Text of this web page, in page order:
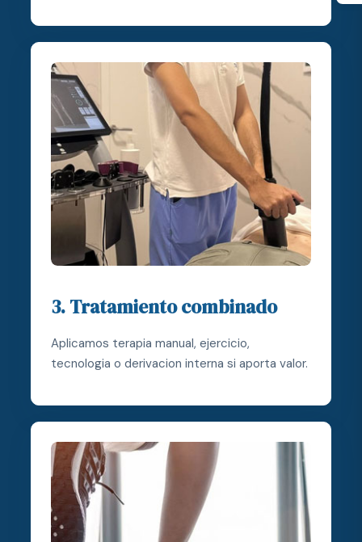
3. Tratamiento combinado
Aplicamos terapia manual, ejercicio,
tecnologia o derivacion interna si aporta valor.